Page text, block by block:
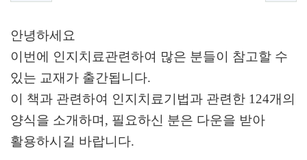
안녕하세요
이번에 인지치료관련하여 많은 분들이 참고할 수
있는 교재가 출간됩니다.
이 책과 관련하여 인지치료기법과 관련한 124개의
양식을 소개하며, 필요하신 분은 다운을 받아
활용하시길 바랍니다.